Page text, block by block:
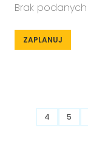
Brak
ZAPLANUJ
4 5